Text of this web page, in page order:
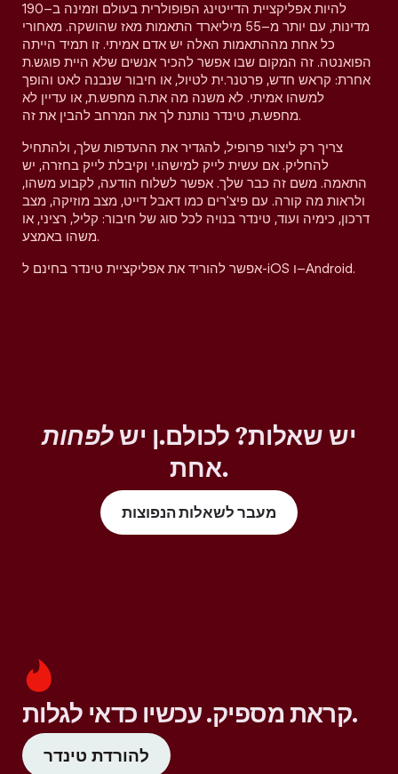
להיות אפליקציית הדייטינג הפופולרית בעולם וזמינה ב–190
מדינות, עם יותר מ–55 מיליארד התאמות מאז שהושקה. מאחורי
כל אחת מההתאמות האלה יש אדם אמיתי. זו תמיד הייתה
הפואנטה. זה המקום שבו אפשר להכיר אנשים שלא היית פוגש.ת
אחרת: קראש חדש, פרטנר.ית לטיול, או חיבור שנבנה לאט והופך
למשהו אמיתי. לא משנה מה את.ה מחפש.ת, או עדיין לא
מחפש.ת, טינדר נותנת לך את המרחב להבין את זה.
צריך רק ליצור פרופיל, להגדיר את ההעדפות שלך, ולהתחיל
להחליק. אם עשית לייק למישהו.י וקיבלת לייק בחזרה, יש
התאמה. משם זה כבר שלך. אפשר לשלוח הודעה, לקבוע משהו,
ולראות מה קורה. עם פיצ'רים כמו דאבל דייט, מצב מוזיקה, מצב
דרכון, כימיה ועוד, טינדר בנויה לכל סוג של חיבור: קליל, רציני, או
משהו באמצע.
אפשר להוריד את אפליקציית טינדר בחינם ל-iOS ו–Android.
יש שאלות? לכולם.ן ישלפחות
אחת.
מעבר לשאלות הנפוצות
קראת מספיק. עכשיו כדאי לגלות.
להורדת טינדר